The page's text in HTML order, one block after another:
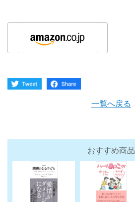
一覧へ戻る
おすすめ商品